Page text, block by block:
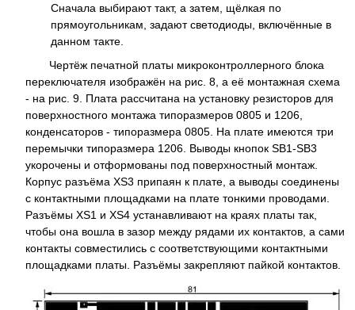
Сначала выбирают такт, а затем, щёлкая по
прямоугольникам, задают светодиоды, включённые в
данном такте.
Чертёж печатной платы микроконтроллерного блока
переключателя изображён на рис. 8, а её монтажная схема
- на рис. 9. Плата рассчитана на установку резисторов для
поверхностного монтажа типоразмеров 0805 и 1206,
конденсаторов - типоразмера 0805. На плате имеются три
перемычки типоразмера 1206. Выводы кнопок SB1-SB3
укорочены и отформованы под поверхностный монтаж.
Корпус разъёма XS3 припаян к плате, а выводы соединены
с контактными площадками на плате тонкими проводами.
Разъёмы XS1 и XS4 устанавливают на краях платы так,
чтобы она вошла в зазор между рядами их контактов, а сами
контакты совместились с соответствующими контактными
площадками платы. Разъёмы закрепляют пайкой контактов.